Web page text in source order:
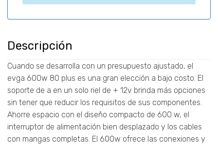
i
Descripción
Cuando se desarrolla con un presupuesto ajustado, el
evga 600w 80 plus es una gran elección a bajo costo. El
soporte de a en un solo riel de + 12v brinda más opciones
sin tener que reducir los requisitos de sus componentes.
Ahorre espacio con el diseño compacto de 600 w, el
interruptor de alimentación bien desplazado y los cables
con mangas completas. El 600w ofrece las conexiones y